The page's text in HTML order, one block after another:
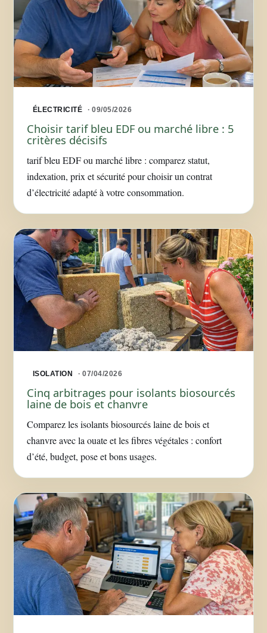
ÉLECTRICITÉ · 09/05/2026
Choisir tarif bleu EDF ou marché libre : 5
critères décisifs
tarif bleu EDF ou marché libre : comparez statut,
indexation, prix et sécurité pour choisir un contrat
d’électricité adapté à votre consommation.
ISOLATION · 07/04/2026
Cinq arbitrages pour isolants biosourcés
laine de bois et chanvre
Comparez les isolants biosourcés laine de bois et
chanvre avec la ouate et les fibres végétales : confort
d’été, budget, pose et bons usages.